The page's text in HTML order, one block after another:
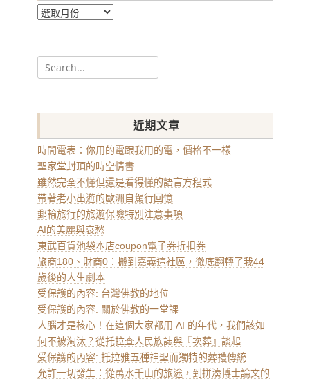
彙
Search
for:
近期文章
時間電表：你用的電跟我用的電，價格不一樣
聖家堂封頂的時空情書
雖然完全不懂但還是看得懂的語言方程式
帶著老小出遊的歐洲自駕行回憶
郵輪旅行的旅遊保險特別注意事項
AI的美麗與哀愁
東武百貨池袋本店coupon電子券折扣券
旅商180、財商0：搬到嘉義這社區，徹底翻轉了我44
歲後的人生劇本
受保護的內容: 台灣佛教的地位
受保護的內容: 關於佛教的一堂課
人腦才是核心！在這個大家都用 AI 的年代，我們該如
何不被淘汰？從托拉查人民族誌與『次葬』談起
受保護的內容: 托拉雅五種神聖而獨特的葬禮傳統
允許一切發生：從萬水千山的旅途，到拼湊博士論文的